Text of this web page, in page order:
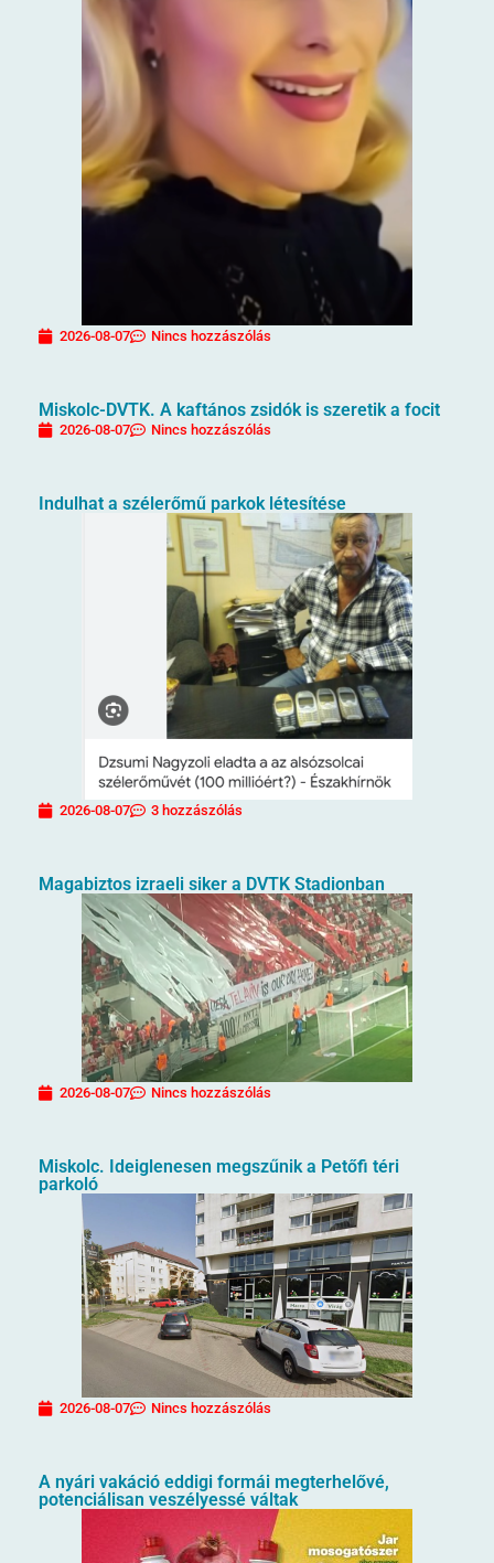
2026-08-07 Nincs hozzászólás
Miskolc-DVTK. A kaftános zsidók is szeretik a focit
2026-08-07 Nincs hozzászólás
Indulhat a szélerőmű parkok létesítése
2026-08-07 3 hozzászólás
Magabiztos izraeli siker a DVTK Stadionban
2026-08-07 Nincs hozzászólás
Miskolc. Ideiglenesen megszűnik a Petőfi téri
parkoló
2026-08-07 Nincs hozzászólás
A nyári vakáció eddigi formái megterhelővé,
potenciálisan veszélyessé váltak